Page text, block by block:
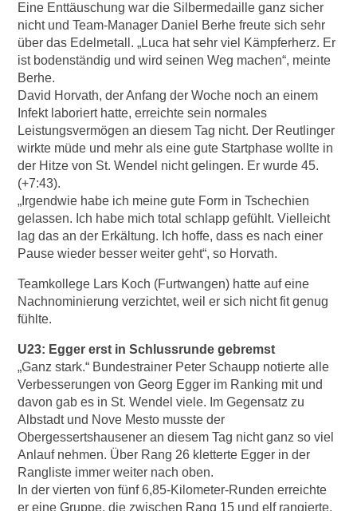
Eine Enttäuschung war die Silbermedaille ganz sicher
nicht und Team-Manager Daniel Berhe freute sich sehr
über das Edelmetall. „Luca hat sehr viel Kämpferherz. Er
ist bodenständig und wird seinen Weg machen“, meinte
Berhe.
David Horvath, der Anfang der Woche noch an einem
Infekt laboriert hatte, erreichte sein normales
Leistungsvermögen an diesem Tag nicht. Der Reutlinger
wirkte müde und mehr als eine gute Startphase wollte in
der Hitze von St. Wendel nicht gelingen. Er wurde 45.
(+7:43).
„Irgendwie habe ich meine gute Form in Tschechien
gelassen. Ich habe mich total schlapp gefühlt. Vielleicht
lag das an der Erkältung. Ich hoffe, dass es nach einer
Pause wieder besser weiter geht“, so Horvath.
Teamkollege Lars Koch (Furtwangen) hatte auf eine
Nachnominierung verzichtet, weil er sich nicht fit genug
fühlte.
U23: Egger erst in Schlussrunde gebremst
„Ganz stark.“ Bundestrainer Peter Schaupp notierte alle
Verbesserungen von Georg Egger im Ranking mit und
davon gab es in St. Wendel viele. Im Gegensatz zu
Albstadt und Nove Mesto musste der
Obergessertshausener an diesem Tag nicht ganz so viel
Anlauf nehmen. Über Rang 26 kletterte Egger in der
Rangliste immer weiter nach oben.
In der vierten von fünf 6,85-Kilometer-Runden erreichte
er eine Gruppe, die zwischen Rang 15 und elf rangierte.